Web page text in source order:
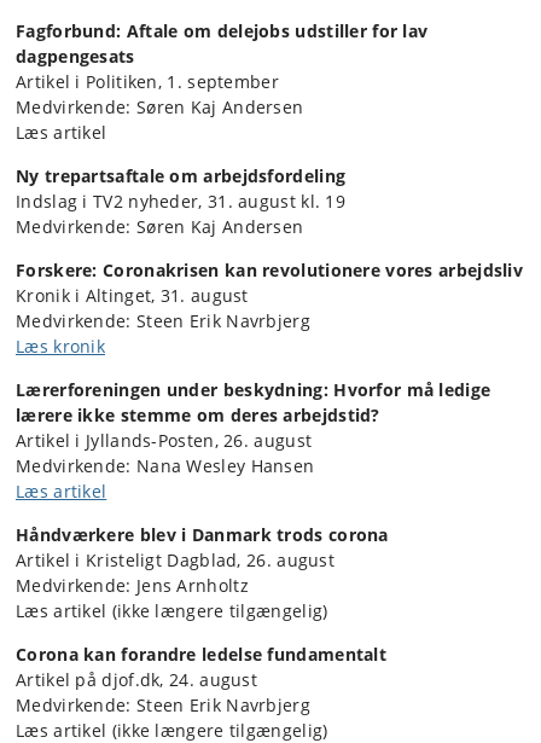
Fagforbund: Aftale om delejobs udstiller for lav
dagpengesats
Artikel i Politiken, 1. september
Medvirkende: Søren Kaj Andersen
Læs artikel
Ny trepartsaftale om arbejdsfordeling
Indslag i TV2 nyheder, 31. august kl. 19
Medvirkende: Søren Kaj Andersen
Forskere: Coronakrisen kan revolutionere vores arbejdsliv
Kronik i Altinget, 31. august
Medvirkende: Steen Erik Navrbjerg
Læs kronik
Lærerforeningen under beskydning: Hvorfor må ledige
lærere ikke stemme om deres arbejdstid?
Artikel i Jyllands-Posten, 26. august
Medvirkende: Nana Wesley Hansen
Læs artikel
Håndværkere blev i Danmark trods corona
Artikel i Kristeligt Dagblad, 26. august
Medvirkende: Jens Arnholtz
Læs artikel (ikke længere tilgængelig)
Corona kan forandre ledelse fundamentalt
Artikel på djof.dk, 24. august
Medvirkende: Steen Erik Navrbjerg
Læs artikel (ikke længere tilgængelig)